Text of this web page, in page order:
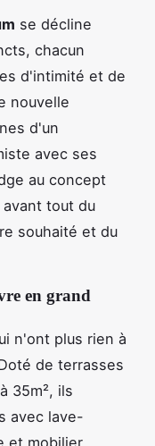
se décline
chacun
d'intimité et de
nouvelle
d'un
avec ses
au concept
tout du
souhaité et du
en grand
n'ont plus rien à
de terrasses
35m², ils
avec lave-